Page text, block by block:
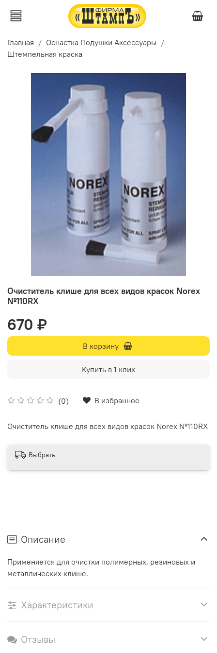
Главная
Оснастка Подушки Аксессуары
Штемпельная краска
Очиститель клише для всех видов красок Norex
№110RX
(0) В избранное
670 ₽
В корзину
Купить в 1 клик
Очиститель клише для всех видов красок Norex №110RX
Выбрать
Описание
Применяется для очистки полимерных, резиновых и
металлических клише.
Характеристики
Отзывы